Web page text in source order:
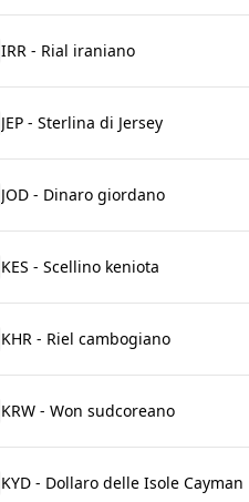
IRR - Rial iraniano
JEP - Sterlina di Jersey
JOD - Dinaro giordano
KES - Scellino keniota
KHR - Riel cambogiano
KRW - Won sudcoreano
KYD - Dollaro delle Isole Cayman